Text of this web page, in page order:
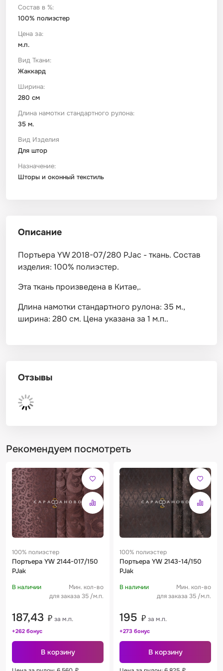
Состав в %:
100% полиэстер
Цена за:
м.п.
Вид Ткани:
Жаккард
Ширина:
280 см
Длина намотки стандартного рулона:
35 м.
Вид Изделия
Для штор
Назначение:
Шторы и оконный текстиль
Описание
Портьера YW 2018-07/280 PJac - ткань. Состав
изделия: 100% полиэстер.
Эта ткань произведена в Китае,.
Длина намотки стандартного рулона: 35 м.,
ширина: 280 см. Цена указана за 1 м.п..
Отзывы
Рекомендуем посмотреть
100% полиэстер
Портьера YW 2144-017/150
PJak
В наличии
Мин. кол-во
для заказа 35 /м.п.
187,43 ₽ за м.п.
+262 бонус
В корзину
100% полиэстер
Портьера YW 2143-14/150
PJak
В наличии
Мин. кол-во
для заказа 35 /м.п.
195 ₽ за м.п.
+273 бонус
В корзину
Штапель